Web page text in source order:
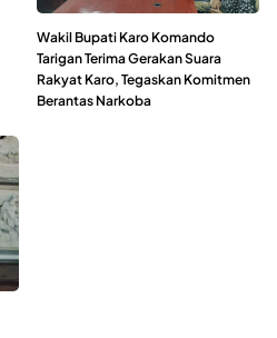
Wakil Bupati Karo Komando
Tarigan Terima Gerakan Suara
Rakyat Karo, Tegaskan Komitmen
Berantas Narkoba